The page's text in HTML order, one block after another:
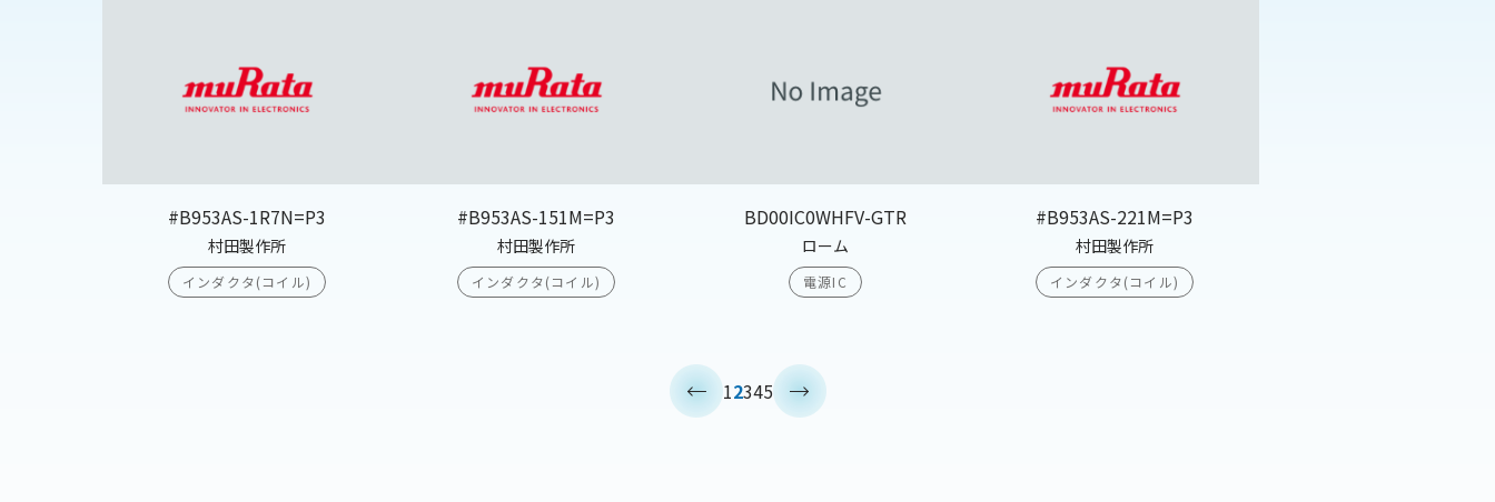
#B953AS-1R7N=P3
村田製作所
インダクタ(コイル)
#B953AS-151M=P3
村田製作所
インダクタ(コイル)
BD00IC0WHFV-GTR
ローム
電源IC
#B953AS-221M=P3
村田製作所
インダクタ(コイル)
12345